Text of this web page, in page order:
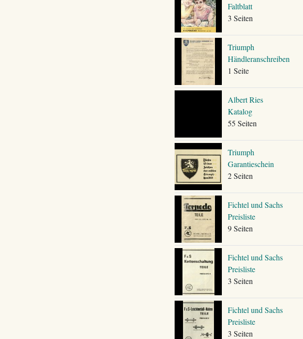
Faltblatt
3 Seiten
Triumph
Händleranschreiben
1 Seite
Albert Ries
Katalog
55 Seiten
Triumph
Garantieschein
2 Seiten
Fichtel und Sachs
Preisliste
9 Seiten
Fichtel und Sachs
Preisliste
3 Seiten
Fichtel und Sachs
Preisliste
3 Seiten